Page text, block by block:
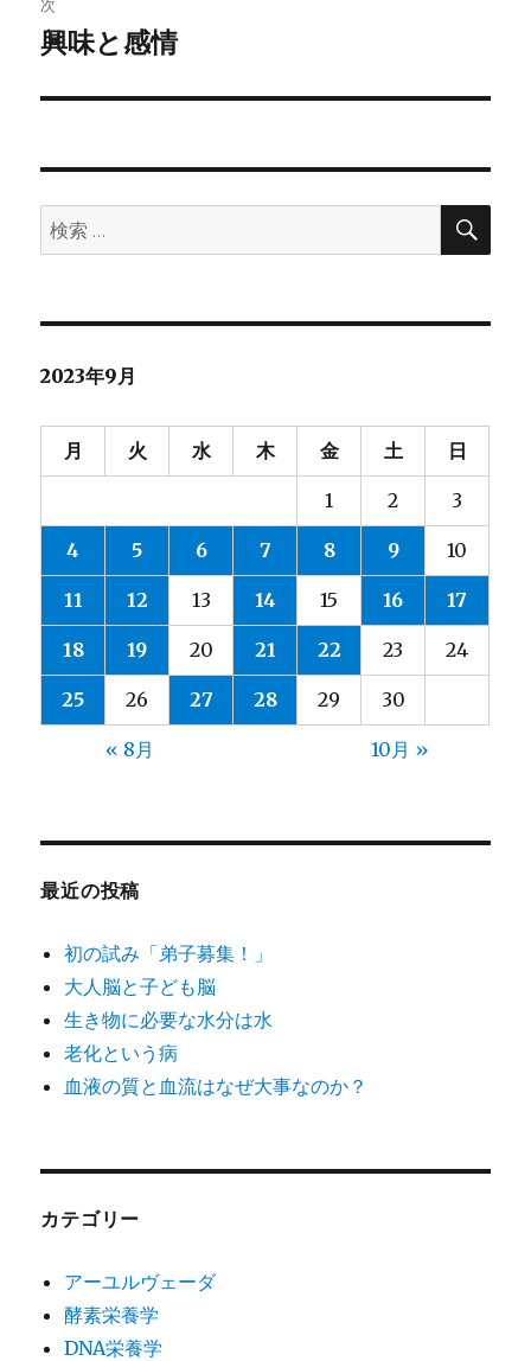
ゲ
ー
ン
次
次
投
興味と感情
検
索:
検
2023年9月
月 火 水 木 金 土 日
1 2 3
4 5 6 7 8 9 10
11 12 13 14 15 16 17
18 19 20 21 22 23 24
25 26 27 28 29 30
« 8月 10月 »
最近の投稿
初の試み「弟子募集！」
大人脳と子ども脳
生き物に必要な水分は水
老化という病
血液の質と血流はなぜ大事なのか？
カテゴリー
アーユルヴェーダ
酵素栄養学
DNA栄養学